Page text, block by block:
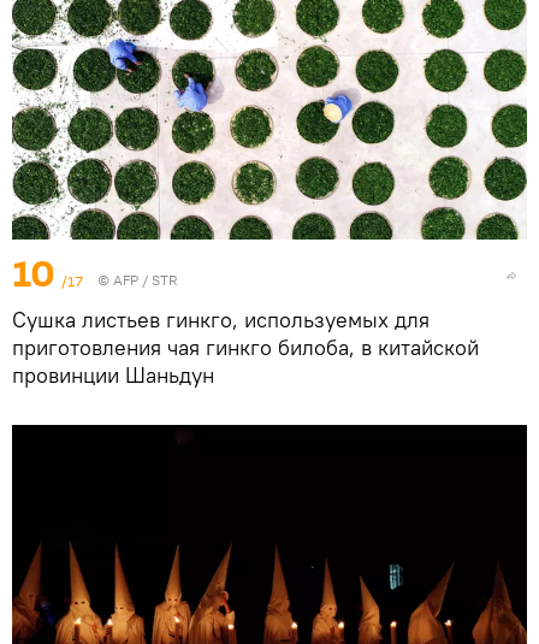
10 /17 © AFP / STR
Сушка листьев гинкго, используемых для
приготовления чая гинкго билоба, в китайской
провинции Шаньдун